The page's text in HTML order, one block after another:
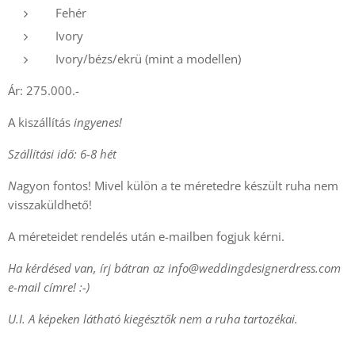
Fehér
Ivory
Ivory/bézs/ekrü (mint a modellen)
Ár: 275.000.-
A kiszállítás ingyenes!
Szállítási idő: 6-8 hét
Nagyon fontos! Mivel külön a te méretedre készült ruha nem
visszaküldhető!
A méreteidet rendelés után e-mailben fogjuk kérni.
Ha kérdésed van, írj bátran az info@weddingdesignerdress.com
e-mail címre! :-)
U.I. A képeken látható kiegésztők nem a ruha tartozékai.